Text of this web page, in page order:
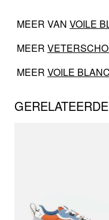
MEER VAN VOILE
MEER
MEER VOILE